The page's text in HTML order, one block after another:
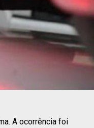
A ocorrência foi